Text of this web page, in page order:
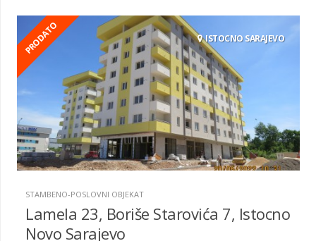
PRODATO ISTOCNO SARAJEVO
STAMBENO-POSLOVNI OBJEKAT
Lamela 23, Boriše Starovića 7, Istocno
Novo Sarajevo